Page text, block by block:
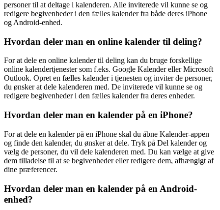
personer til at deltage i kalenderen. Alle inviterede vil kunne se og
redigere begivenheder i den fælles kalender fra både deres iPhone
og Android-enhed.
Hvordan deler man en online kalender til deling?
For at dele en online kalender til deling kan du bruge forskellige
online kalendertjenester som f.eks. Google Kalender eller Microsoft
Outlook. Opret en fælles kalender i tjenesten og inviter de personer,
du ønsker at dele kalenderen med. De inviterede vil kunne se og
redigere begivenheder i den fælles kalender fra deres enheder.
Hvordan deler man en kalender på en iPhone?
For at dele en kalender på en iPhone skal du åbne Kalender-appen
og finde den kalender, du ønsker at dele. Tryk på Del kalender og
vælg de personer, du vil dele kalenderen med. Du kan vælge at give
dem tilladelse til at se begivenheder eller redigere dem, afhængigt af
dine præferencer.
Hvordan deler man en kalender på en Android-
enhed?